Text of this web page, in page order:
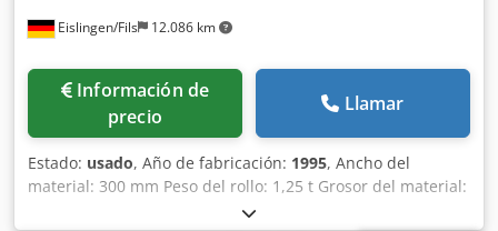
Eislingen/Fils 12.086 km
Información de
precio
Llamar
Estado: usado, Año de fabricación: 1995, Ancho del
material: 300 mm Peso del rollo: 1,25 t Grosor del material:
0,4 - 3,5 mm Diámetro interior del rollo: 320 - 420 mm